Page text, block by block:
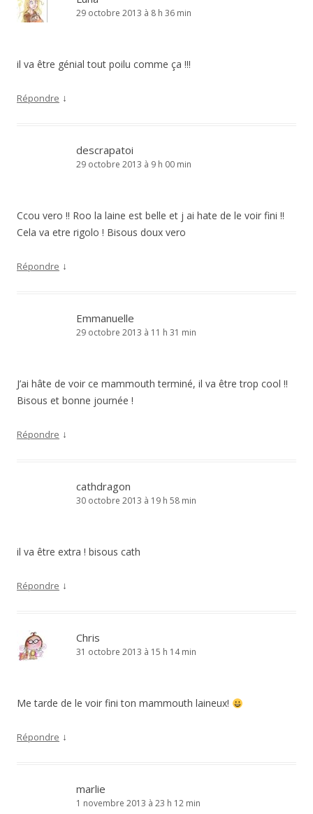
29 octobre 2013 à 8 h 36 min
il va être génial tout poilu comme ça !!!
Répondre ↓
descrapatoi
29 octobre 2013 à 9 h 00 min
Ccou vero !! Roo la laine est belle et j ai hate de le voir fini !!
Cela va etre rigolo ! Bisous doux vero
Répondre ↓
Emmanuelle
29 octobre 2013 à 11 h 31 min
J’ai hâte de voir ce mammouth terminé, il va être trop cool !!
Bisous et bonne journée !
Répondre ↓
cathdragon
30 octobre 2013 à 19 h 58 min
il va être extra ! bisous cath
Répondre ↓
Chris
31 octobre 2013 à 15 h 14 min
Me tarde de le voir fini ton mammouth laineux!
Répondre ↓
marlie
1 novembre 2013 à 23 h 12 min